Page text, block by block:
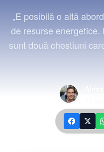
„E posibilă o altă
de resurse
sunt două chestiuni